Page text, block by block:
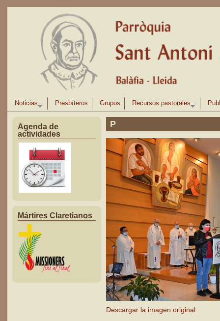
Pasar al contenido principal
Noticias Presbíteros Grupos Recursos pastorales
Agenda de
actividades
Mártires Claretianos
P
Descargar la imagen original